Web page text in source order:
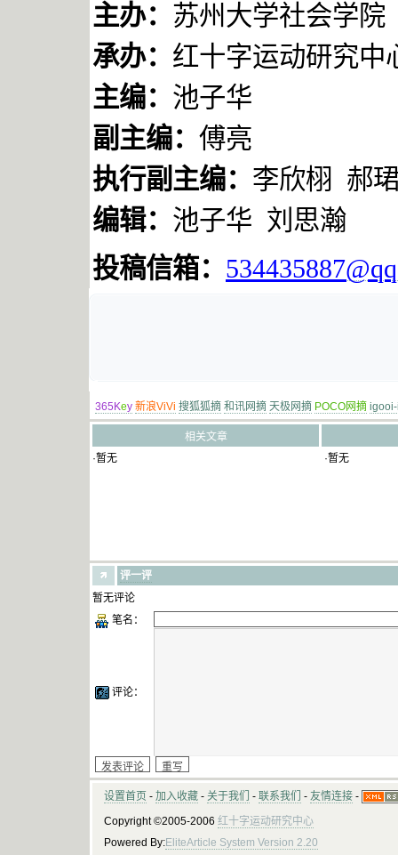
主办： 苏州大学社会学院
承办： 红十字运动研究中
主编： 池子华
副主编： 傅亮
执行副主编： 李欣栩
郝
编辑： 池子华 刘思瀚
投稿信箱：
365Key 新浪ViVi 搜狐狐摘 和讯网摘 天极网摘 POCO网摘
相关文章
·暂无
·暂无
评一评
暂无评论
笔名：
评论：
设置首页 - 加入收藏 - 关于我们 - 联系我们 - 友情连接 -
Copyright ©2005-2006 红十字运动研究中心
Powered By:EliteArticle System Version 2.20